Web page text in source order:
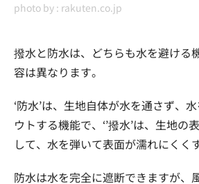
photo by : rakuten.co.jp
撥水と防水は、どちらも水を避ける
容は異なります。
‘防水’は、生地自体が水を通さず、
ウトする機能で、‘’撥水’は、生地の
して、水を弾いて表面が濡れにくく
防水は水を完全に遮断できますが、